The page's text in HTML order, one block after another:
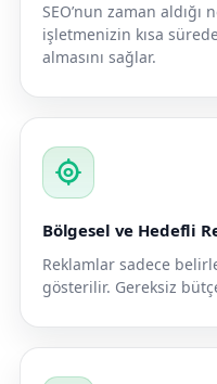
SEO’nun zaman aldığı
işletmenizin kısa
almasını sağlar.
my_location
Bölgesel ve Hedefli
Reklamlar sadece
gösterilir. Gereksiz